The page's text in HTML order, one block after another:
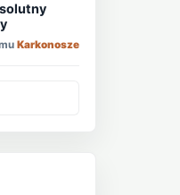
Karkonosze